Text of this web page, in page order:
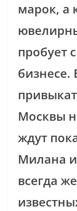
марок, а
пробует
бизнесе.
Москвы
ждут
Милана
всегда